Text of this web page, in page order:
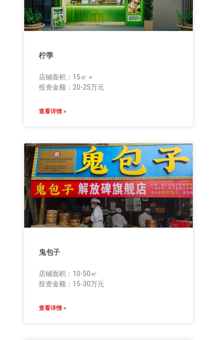
柠季
店铺面积：15㎡＋
投资金额：20-25万元
查看详情 »
鬼包子
店铺面积：10-50㎡
投资金额：15-30万元
查看详情 »